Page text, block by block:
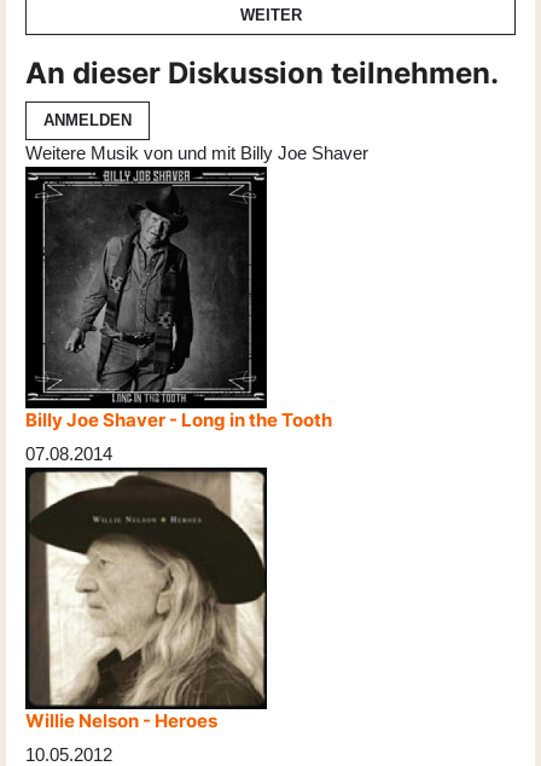
WEITER
An dieser Diskussion teilnehmen.
ANMELDEN
Weitere Musik von und mit Billy Joe Shaver
Billy Joe Shaver - Long in the Tooth
07.08.2014
Willie Nelson - Heroes
10.05.2012